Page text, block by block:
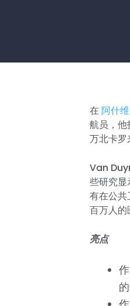
在 阿什
航员，
万北卡罗
Van
些研究
有在公
百万人的
亮点